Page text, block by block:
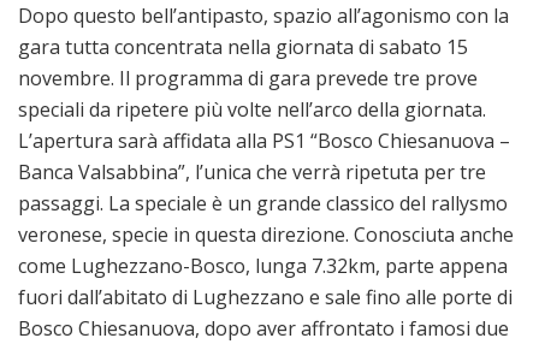
Dopo questo bell’antipasto, spazio all’agonismo con la
gara tutta concentrata nella giornata di sabato 15
novembre. Il programma di gara prevede tre prove
speciali da ripetere più volte nell’arco della giornata.
L’apertura sarà affidata alla PS1 “Bosco Chiesanuova –
Banca Valsabbina”, l’unica che verrà ripetuta per tre
passaggi. La speciale è un grande classico del rallysmo
veronese, specie in questa direzione. Conosciuta anche
come Lughezzano-Bosco, lunga 7.32km, parte appena
fuori dall’abitato di Lughezzano e sale fino alle porte di
Bosco Chiesanuova, dopo aver affrontato i famosi due